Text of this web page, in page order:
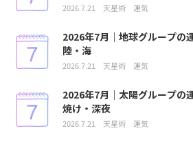
2026.7.21 天星術 運気
2026年7月｜地球グループの
陸・海
2026.7.21 天星術 運気
2026年7月｜太陽グループの
焼け・深夜
2026.7.21 天星術 運気